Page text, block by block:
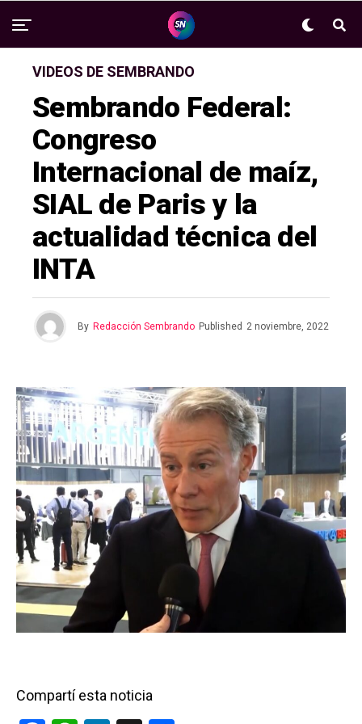
VIDEOS DE SEMBRANDO
Sembrando Federal:
Congreso
Internacional de maíz,
SIAL de Paris y la
actualidad técnica del
INTA
By Redacción Sembrando Published 2 noviembre, 2022
Compartí esta noticia